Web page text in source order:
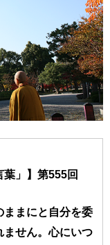
葉」】第555回
ままにと自分を委
ません。心にいつ